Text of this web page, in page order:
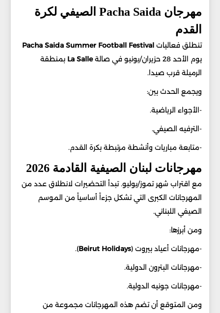
مهرجان Pacha Saida الصيفي لكرة
القدم
تنطلق فعالياتPacha Saida Summer Football Festival
يوم الأحد 28 حزيران/يونيو في صالة
La Salle بمنطقة
الرميلة قرب صيدا.
ويجمع الحدث بين:
-الأجواء الرياضية.
-الترفيه الصيفي.
-متابعة مباريات وأنشطة مرتبطة بكرة القدم.
مهرجانات لبنان الصيفية القادمة 2026
مع اقتراب شهر تموز/يوليو. تبدأ التحضيرات لانطلاق عدد من
المهرجانات الكبرى التي تشكل جزءاً أساسياً من الموسم
الصيفي اللبناني.
ومن أبرزها:
-مهرجانات أعياد بيروت (Beirut Holidays
).
-مهرجانات البترون الدولية.
-مهرجانات جونيه الدولية.
ومن المتوقع أن تضم هذه المهرجانات مجموعة من